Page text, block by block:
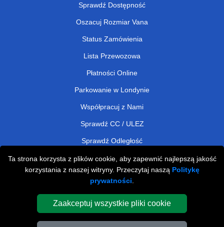
Ta strona korzysta z plików cookie, aby zapewnić najlepszą jakość
korzystania z naszej witryny. Przeczytaj naszą Politykę
prywatności
Zaakceptuj wszystkie pliki cookie
Sprawdź Dostępność
Oszacuj Rozmiar Vana
Status Zamówienia
Lista Przewozowa
Płatności Online
Parkowanie w Londynie
Współpracuj z Nami
Sprawdź CC / ULEZ
Sprawdź Odległość
Man and Van Removals